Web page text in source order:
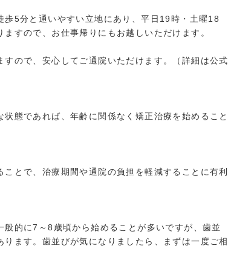
歩5分と通いやすい立地にあり、平日19時・土曜18
すので、お仕事帰りにもお越しいただけます。
すので、安心してご通院いただけます。（詳細は公式
態であれば、年齢に関係なく矯正治療を始めること
とで、治療期間や通院の負担を軽減することに有利
般的に7～8歳頃から始めることが多いですが、歯並
ります。歯並びが気になりましたら、まずは一度ご相